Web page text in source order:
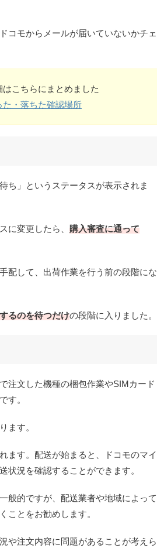
コモからメールが届いていないかチェ
こちらにまとめました
た・落ちた確認場所
ち」というステータスが表示されま
に変更したら、 購入審査に通って
配して、出荷作業を行う前の段階にな
るのを待つだけの段階に入りました。
注文した機種の梱包作業やSIMカード
です。
ます。
ます。配送が始まると、ドコモのマイ
状況を確認することができます。
般的ですが、配送業者や地域によって
ことをお勧めします。
や注文内容に問題があることが考えら